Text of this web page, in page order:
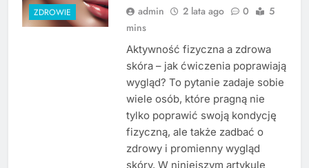
ZDROWIE admin 2 lata ago 0
5
mins
Aktywność fizyczna a zdrowa
skóra – jak ćwiczenia poprawiają
wygląd? To pytanie zadaje sobie
wiele osób, które pragną nie
tylko poprawić swoją kondycję
fizyczną, ale także zadbać o
zdrowy i promienny wygląd
skóry. W niniejszym artykule